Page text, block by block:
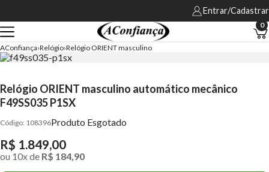
Entrar/Cadastrar
0
AConfiança Relógio Relógio ORIENT masculino
Relógio ORIENT masculino automático mecânico
F49SS035 P1SX
108396Produto Esgotado
R$ 1.849,00
ou 10xde R$ 184,90